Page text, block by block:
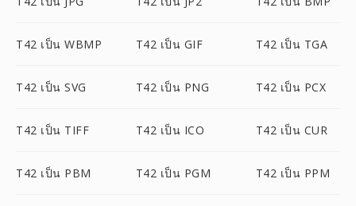
T42 เป็น WBMP T42 เป็น GIF T42 เป็น TGA
T42 เป็น SVG T42 เป็น PNG T42 เป็น PCX
T42 เป็น TIFF T42 เป็น ICO T42 เป็น CUR
T42 เป็น PBM T42 เป็น PGM T42 เป็น PPM